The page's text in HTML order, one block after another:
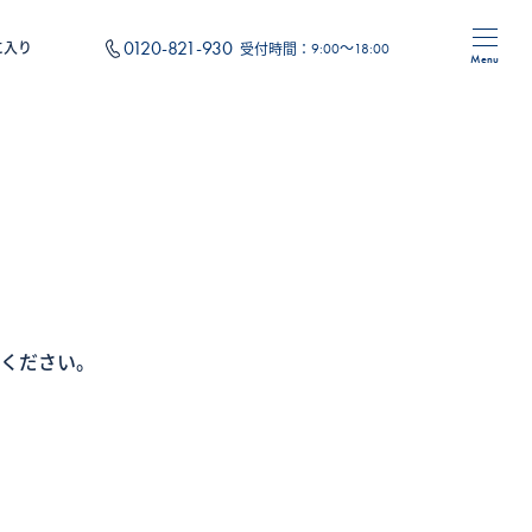
り 0120-821-930 受付時間： 9:00～18:00
Menu
ださい。